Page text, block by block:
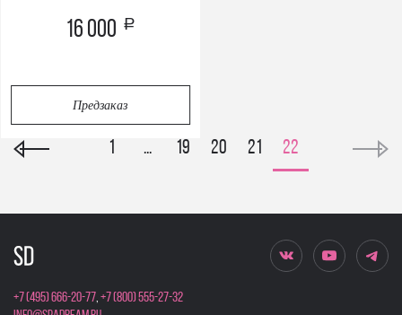
16 000 a
Предзаказ
1 ... 19 20 21 22
+7 (495) 666-20-77,+7 (800) 555-27-32